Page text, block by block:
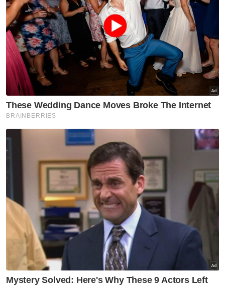
Sukan
Owen sangsi ketajaman Sesko
Buang rasa gentar bertemu
Vietnam
Sukan
terpaksa akhiri GP Britain lebih
awal
Sukan
JDT, Chelsea sama kuat